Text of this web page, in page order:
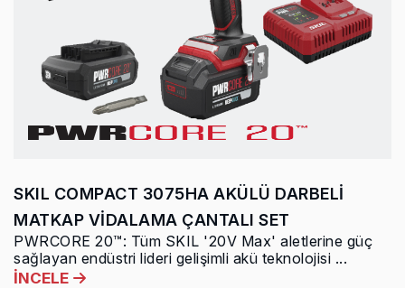
SKIL COMPACT 3075HA AKÜLÜ DARBELİ
MATKAP VİDALAMA ÇANTALI SET
PWRCORE 20™: Tüm SKIL '20V Max' aletlerine güç
sağlayan endüstri lideri gelişimli akü teknolojisi ...
İNCELE